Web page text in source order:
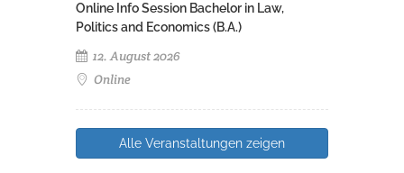
Online Info Session Bachelor in Law,
Politics and Economics (B.A.)
12. August 2026
Online
Alle Veranstaltungen zeigen